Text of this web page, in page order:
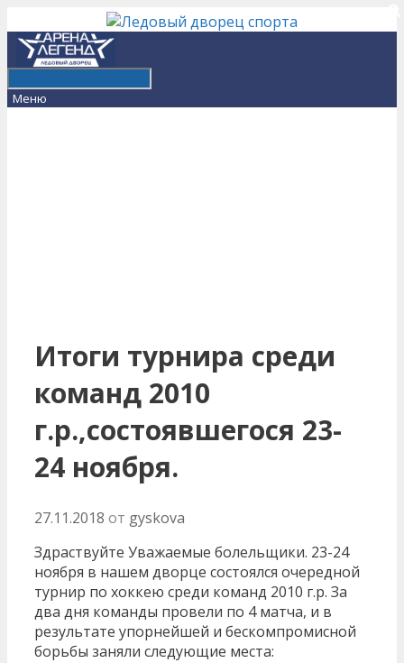
Перейти
Меню
Итоги турнира среди
команд 2010
г.р.,состоявшегося 23-
24 ноября.
27.11.2018 от gyskova
Здраствуйте Уважаемые болельщики. 23-24
ноября в нашем дворце состоялся очередной
турнир по хоккею среди команд 2010 г.р. За
два дня команды провели по 4 матча, и в
результате упорнейшей и бескомпромисной
борьбы заняли следующие места: